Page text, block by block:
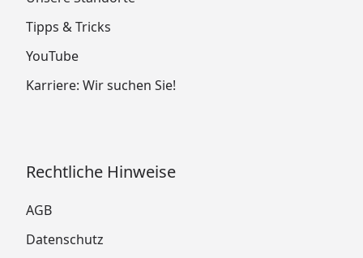
Tipps & Tricks
YouTube
Karriere: Wir suchen Sie!
Rechtliche Hinweise
AGB
Datenschutz